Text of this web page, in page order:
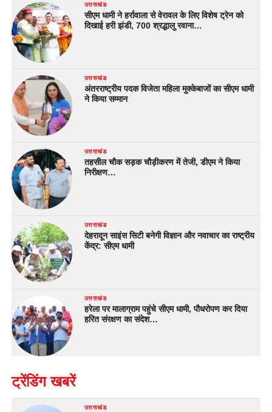
उत्तराखंड
सीएम धामी ने हर्रावाला से वेरावल के लिए विशेष ट्रेन को
दिखाई हरी झंडी, 700 श्रद्धालु रवाना…
उत्तराखंड
अंतरराष्ट्रीय पदक विजेता महिला मुक्केबाजों का सीएम धामी
ने किया सम्मान
उत्तराखंड
तहसील चौक सड़क चौड़ीकरण में तेजी, डीएम ने किया
निरीक्षण…
उत्तराखंड
देहरादून साइंस सिटी बनेगी विज्ञान और नवाचार का राष्ट्रीय
केंद्र: सीएम धामी
उत्तराखंड
हरेला पर मालाग्राम पहुंचे सीएम धामी, पौधरोपण कर दिया
हरित संरक्षण का संदेश…
ट्रेंडिंग खबरें
उत्तराखंड